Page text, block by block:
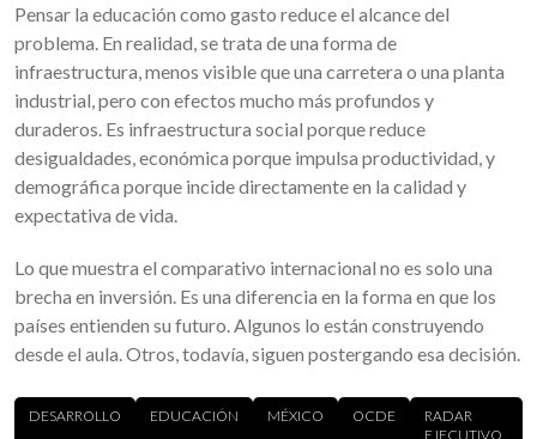
Pensar la educación como gasto reduce el alcance del
problema. En realidad, se trata de una forma de
infraestructura, menos visible que una carretera o una planta
industrial, pero con efectos mucho más profundos y
duraderos. Es infraestructura social porque reduce
desigualdades, económica porque impulsa productividad, y
demográfica porque incide directamente en la calidad y
expectativa de vida.
Lo que muestra el comparativo internacional no es solo una
brecha en inversión. Es una diferencia en la forma en que los
países entienden su futuro. Algunos lo están construyendo
desde el aula. Otros, todavía, siguen postergando esa decisión.
DESARROLLO EDUCACIÓN MÉXICO OCDE
RADAR
EJECUTIVO